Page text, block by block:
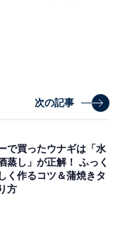
次の記事
で買ったウナギは「水
蒸し」が正解！ ふっく
く作るコツ＆蒲焼きタ
方